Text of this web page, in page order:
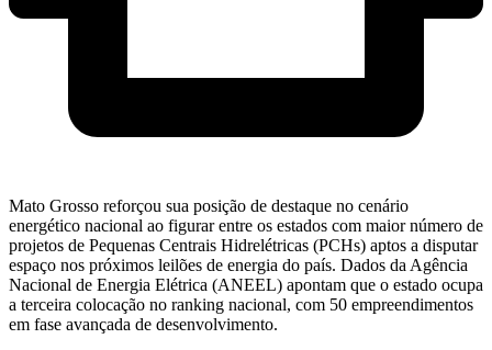
Mato Grosso reforçou sua posição de destaque no cenário
energético nacional ao figurar entre os estados com maior número de
projetos de Pequenas Centrais Hidrelétricas (PCHs) aptos a disputar
espaço nos próximos leilões de energia do país. Dados da Agência
Nacional de Energia Elétrica (ANEEL) apontam que o estado ocupa
a terceira colocação no ranking nacional, com 50 empreendimentos
em fase avançada de desenvolvimento.